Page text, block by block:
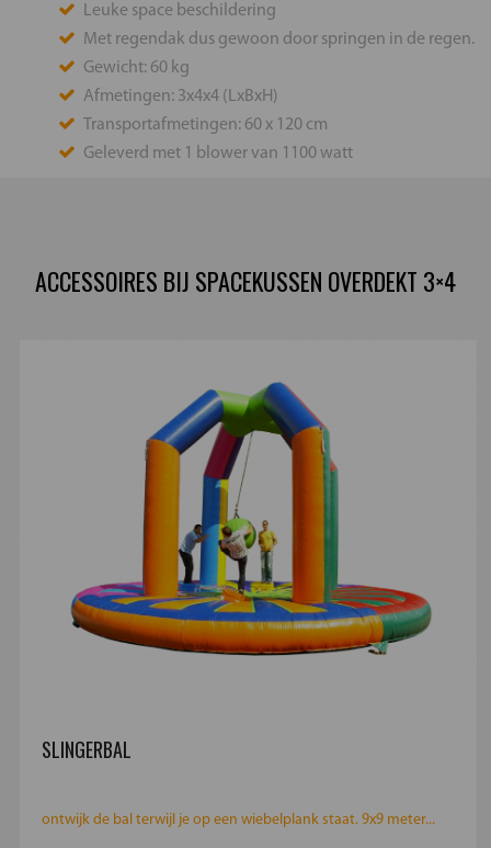
Leuke space beschildering
Met regendak dus gewoon door springen in de regen.
Gewicht: 60 kg
Afmetingen: 3x4x4 (LxBxH)
Transportafmetingen: 60 x 120 cm
Geleverd met 1 blower van 1100 watt
ACCESSOIRES BIJ SPACEKUSSEN OVERDEKT 3×4
SLINGERBAL
ontwijk de bal terwijl je op een wiebelplank staat. 9x9 meter...